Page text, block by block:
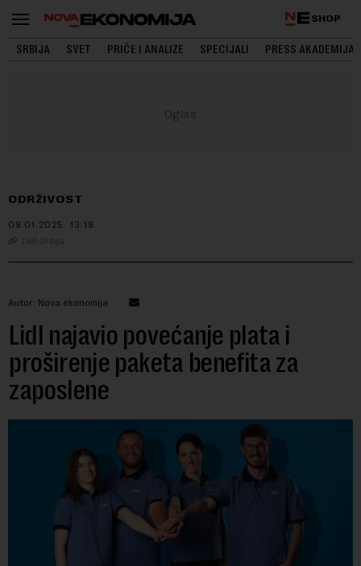
SHOP
SRBIJA SVET PRIČE I ANALIZE SPECIJALI PRESS AKADEMIJA
ODRŽIVOST
09.01.2025. 13:19
Lidl Srbija
Autor: Nova ekonomija
Lidl najavio povećanje plata i
proširenje paketa benefita za
zaposlene